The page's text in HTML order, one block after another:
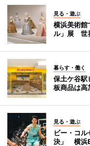
見る・遊ぶ
横浜美術館
ル」展 世
暮らす・働く
保土ケ谷
板商品は高
見る・遊ぶ
ビー・コ
決」 横浜